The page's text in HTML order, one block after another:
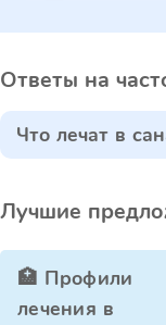
Ответы на
Что лечат в
Лучшие
🏥 Профили
лечения в